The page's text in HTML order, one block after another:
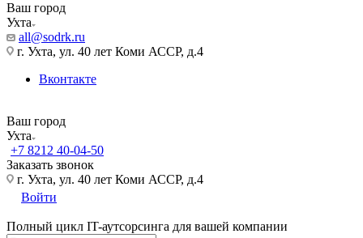
Ваш город
Ухта
all@sodrk.ru
г. Ухта, ул. 40 лет Коми АССР, д.4
Вконтакте
Ваш город
Ухта
+7 8212 40-04-50
Заказать звонок
г. Ухта, ул. 40 лет Коми АССР, д.4
Войти
Полный цикл IT-аутсорсинга для вашей компании